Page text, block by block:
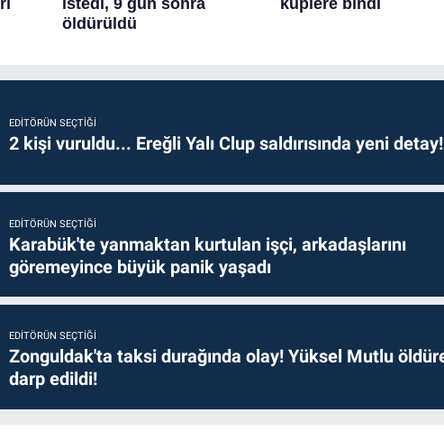
EDITÖRÜN SEÇTIĞI
2 kişi vuruldu... Ereğli Yalı Clup saldırısında yeni detay!
EDITÖRÜN SEÇTIĞI
Karabük'te yanmaktan kurtulan işçi, arkadaşlarını
göremeyince büyük panik yaşadı
EDITÖRÜN SEÇTIĞI
Zonguldak'ta taksi durağında olay! Yüksel Mutlu
darp edildi!